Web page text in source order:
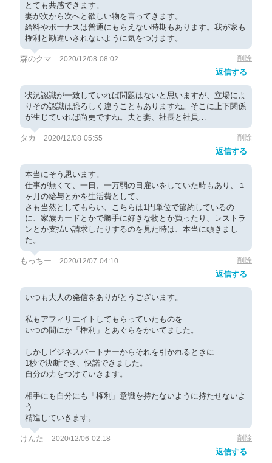
とても共感できます。
妻が次から次へと欲しい物を言ってきます。
給料やボーナスは普通にもらえない時期もあります。我が家も
権利と勘違いされないように気をつけます。
森のクマ 2020/12/08 08:02 削除
返信する
状況認識が一致していれば問題はないと思いますが、立場によ
りその認識は恐ろしく違うこともありますね。そこに上下関係
が生じていれば尚更ですね。夫と妻、社長と社員…
タカ 2020/12/08 05:55 削除
返信する
本当にそう思います。
仕事が無くて、一日、一万弱の日雇いをしていた時もあり、１
ヶ月の給与とかを生活費として、
さも当然としてもらい、こちらは1円単位で節約しているの
に、家族カードとかで勝手に好きな物とか買ったり、レストラ
ンとか支払い請求したりするのを見た時は、本当に頭きまし
た。
もっちー 2020/12/07 04:10 削除
返信する
いつも大人の発信をありがとうございます。
私もアフィリエイトしてもらっていたものを
いつの間にか「権利」とあぐらをかいてました。
しかしビジネスパートナーからそれを引かれるときに
1秒で決断でき、快諾できました。
自分の力をつけていきます。
相手にも自分にも「権利」意識を持たないように持たせないよ
う
精進していきます。
けんた 2020/12/06 02:18 削除
返信する